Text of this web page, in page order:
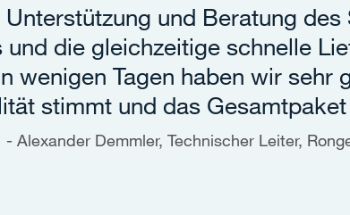
Unterstützung und Beratung des
und die gleichzeitige schnelle
wenigen Tagen haben wir sehr
stimmt und das
Alexander Demmler, Technischer Leiter,